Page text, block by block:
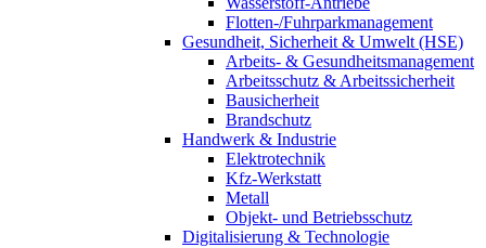
Flotten-/Fuhrparkmanagement
Gesundheit, Sicherheit & Umwelt (HSE)
Arbeits- & Gesundheitsmanagement
Arbeitsschutz & Arbeitssicherheit
Bausicherheit
Brandschutz
Handwerk & Industrie
Elektrotechnik
Kfz-Werkstatt
Metall
Objekt- und Betriebsschutz
Digitalisierung & Technologie